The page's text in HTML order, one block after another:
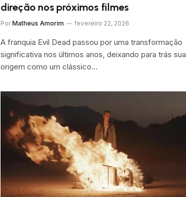
direção nos próximos filmes
Por Matheus Amorim fevereiro 22, 2026
A franquia Evil Dead passou por uma transformação
significativa nos últimos anos, deixando para trás sua
origem como um clássico…